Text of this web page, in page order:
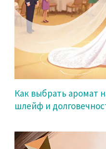
Как выбрать аромат
шлейф и